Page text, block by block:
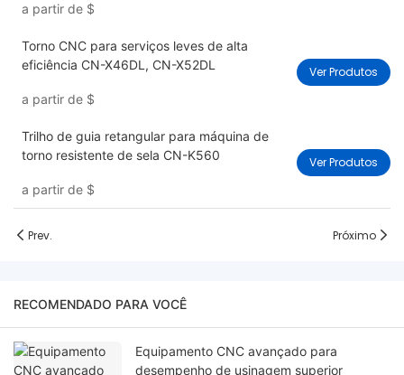
a partir de $
Torno CNC para serviços leves de alta
eficiência CN-X46DL, CN-X52DL
a partir de $
Ver Produtos
Trilho de guia retangular para máquina de
torno resistente de sela CN-K560
a partir de $
Ver Produtos
Prev. Próximo
RECOMENDADO PARA VOCÊ
Equipamento CNC avançado para
desempenho de usinagem superior